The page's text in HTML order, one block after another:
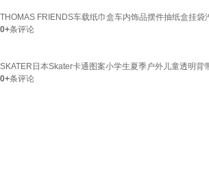
THOMAS FRIENDS车载纸巾盒车内饰品摆件抽纸盒挂
0+条评论
SKATER日本Skater卡通图案小学生夏季户外儿童透明
0+条评论